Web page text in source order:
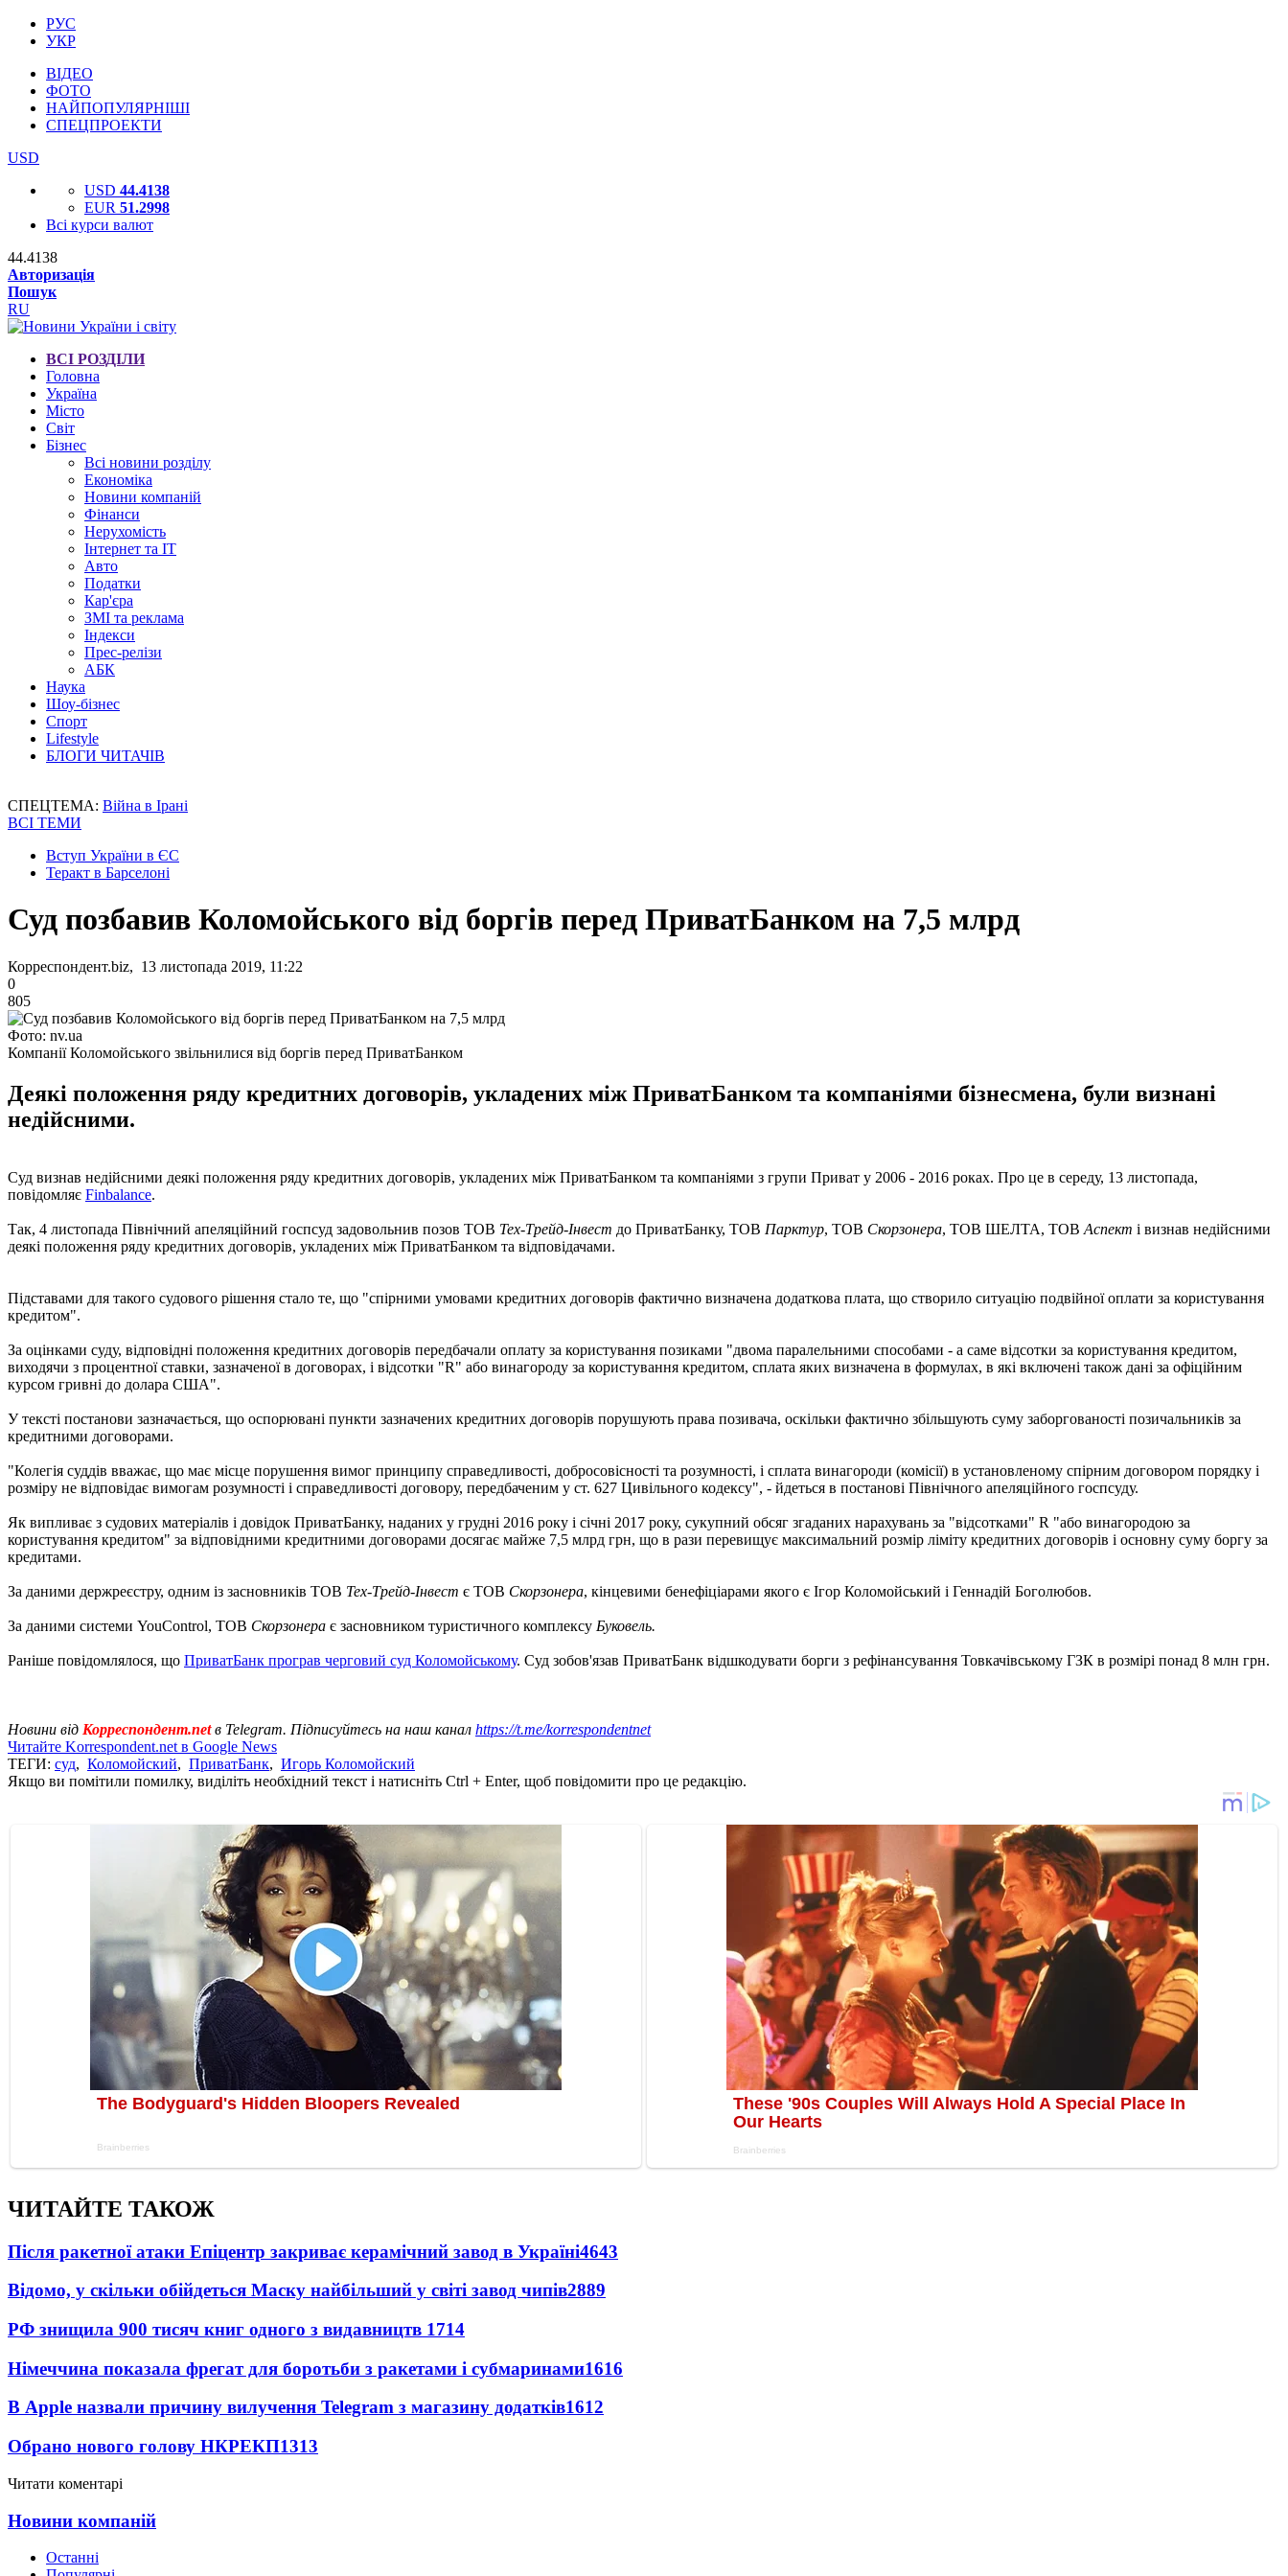
РУС
УКР
ВІДЕО
ФОТО
НАЙПОПУЛЯРНІШІ
СПЕЦПРОЕКТИ
USD
USD 44.4138
EUR 51.2998
Всі курси валют
44.4138
Авторизація
Пошук
RU
ВСІ РОЗДІЛИ
Головна
Україна
Місто
Світ
Бізнес
Всі новини розділу
Економіка
Новини компаній
Фінанси
Нерухомість
Інтернет та IT
Авто
Податки
Кар'єра
ЗМІ та реклама
Індекси
Прес-релізи
АБК
Наука
Шоу-бізнес
Спорт
Lifestyle
БЛОГИ ЧИТАЧІВ
СПЕЦТЕМА: Війна в Ірані
ВСІ ТЕМИ
Вступ України в ЄС
Теракт в Барселоні
Суд позбавив Коломойського від боргів перед ПриватБанком на 7,5 млрд
Корреспондент.biz, 13 листопада 2019, 11:22
0
805
Фото: nv.ua
Компанії Коломойського звільнилися від боргів перед ПриватБанком
Деякі положення ряду кредитних договорів, укладених між ПриватБанком та компаніями бізнесмена, були визнані
недійсними.
Суд визнав недійсними деякі положення ряду кредитних договорів, укладених між ПриватБанком та компаніями з групи Приват у 2006 - 2016 роках. Про це в середу, 13 листопада,
повідомляє Finbalance.
Так, 4 листопада Північний апеляційний госпсуд задовольнив позов ТОВ Тех-Трейд-Інвест до ПриватБанку, ТОВ Парктур, ТОВ Скорзонера, ТОВ ШЕЛТА, ТОВ Аспект і визнав недійсними
деякі положення ряду кредитних договорів, укладених між ПриватБанком та відповідачами.
Підставами для такого судового рішення стало те, що "спірними умовами кредитних договорів фактично визначена додаткова плата, що створило ситуацію подвійної оплати за користування
кредитом".
За оцінками суду, відповідні положення кредитних договорів передбачали оплату за користування позиками "двома паралельними способами - а саме відсотки за користування кредитом,
виходячи з процентної ставки, зазначеної в договорах, і відсотки "R" або винагороду за користування кредитом, сплата яких визначена в формулах, в які включені також дані за офіційним
курсом гривні до долара США".
У тексті постанови зазначається, що оспорювані пункти зазначених кредитних договорів порушують права позивача, оскільки фактично збільшують суму заборгованості позичальників за
кредитними договорами.
"Колегія суддів вважає, що має місце порушення вимог принципу справедливості, добросовісності та розумності, і сплата винагороди (комісії) в установленому спірним договором порядку і
розміру не відповідає вимогам розумності і справедливості договору, передбаченим у ст. 627 Цивільного кодексу", - йдеться в постанові Північного апеляційного госпсуду.
Як випливає з судових матеріалів і довідок ПриватБанку, наданих у грудні 2016 року і січні 2017 року, сукупний обсяг згаданих нарахувань за "відсотками" R "або винагородою за
користування кредитом" за відповідними кредитними договорами досягає майже 7,5 млрд грн, що в рази перевищує максимальний розмір ліміту кредитних договорів і основну суму боргу за
кредитами.
За даними держреєстру, одним із засновників ТОВ Тех-Трейд-Інвест є ТОВ Скорзонера, кінцевими бенефіціарами якого є Ігор Коломойський і Геннадій Боголюбов.
За даними системи YouControl, ТОВ Скорзонера є засновником туристичного комплексу Буковель.
Раніше повідомлялося, що ПриватБанк програв черговий суд Коломойському. Суд зобов'язав ПриватБанк відшкодувати борги з рефінансування Товкачівському ГЗК в розмірі понад 8 млн грн.
Новини від Корреспондент.netв Telegram. Підписуйтесь на наш канал https://t.me/korrespondentnet
Читайте Korrespondent.net в Google News
ТЕГИ: суд, Коломойский, ПриватБанк, Игорь Коломойский
Якщо ви помітили помилку, виділіть необхідний текст і натисніть Ctrl + Enter, щоб повідомити про це редакцію.
ЧИТАЙТЕ ТАКОЖ
Після ракетної атаки Епіцентр закриває керамічний завод в Україні4643
Відомо, у скільки обійдеться Маску найбільший у світі завод чипів2889
РФ знищила 900 тисяч книг одного з видавництв 1714
Німеччина показала фрегат для боротьби з ракетами і субмаринами1616
В Apple назвали причину вилучення Telegram з магазину додатків1612
Обрано нового голову НКРЕКП1313
Читати коментарі
Новини компаній
Останні